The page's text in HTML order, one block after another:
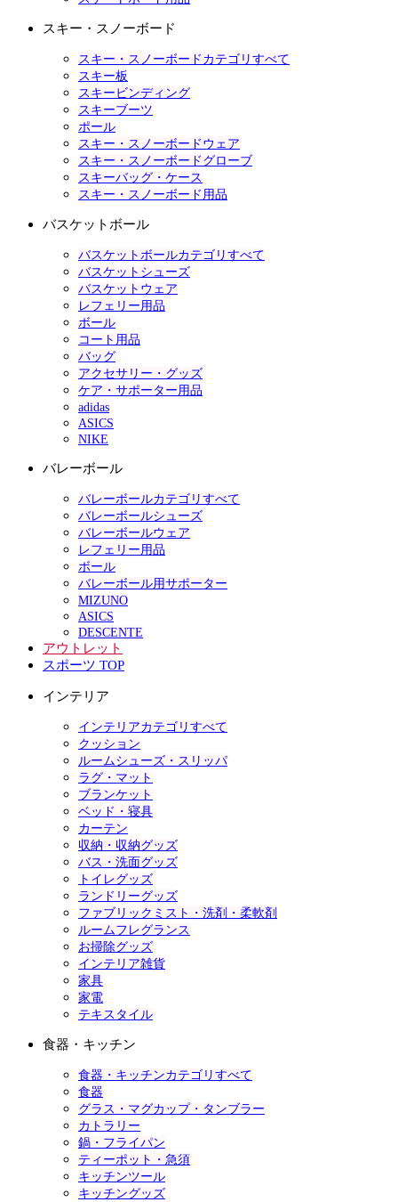
スキー・スノーボード
スキー・スノーボードカテゴリすべて
スキー板
スキービンディング
スキーブーツ
ポール
スキー・スノーボードウェア
スキー・スノーボードグローブ
スキーバッグ・ケース
スキー・スノーボード用品
バスケットボール
バスケットボールカテゴリすべて
バスケットシューズ
バスケットウェア
レフェリー用品
ボール
コート用品
バッグ
アクセサリー・グッズ
ケア・サポーター用品
adidas
ASICS
NIKE
バレーボール
バレーボールカテゴリすべて
バレーボールシューズ
バレーボールウェア
レフェリー用品
ボール
バレーボール用サポーター
MIZUNO
ASICS
DESCENTE
アウトレット
スポーツ TOP
インテリア
インテリアカテゴリすべて
クッション
ルームシューズ・スリッパ
ラグ・マット
ブランケット
ベッド・寝具
カーテン
収納・収納グッズ
バス・洗面グッズ
トイレグッズ
ランドリーグッズ
ファブリックミスト・洗剤・柔軟剤
ルームフレグランス
お掃除グッズ
インテリア雑貨
家具
家電
テキスタイル
食器・キッチン
食器・キッチンカテゴリすべて
食器
グラス・マグカップ・タンブラー
カトラリー
鍋・フライパン
ティーポット・急須
キッチンツール
キッチングッズ